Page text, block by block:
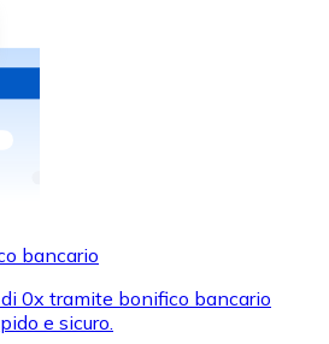
in contanti e altri mezzi di
Mastercard per acquistare
bancario
0x tramite bonifico bancario
e sicuro.